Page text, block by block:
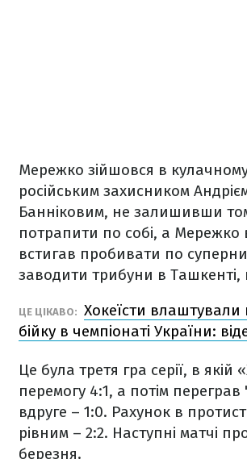
Мережко зійшовся в
російським захисником
Банніковим, не залишивши
потрапити по собі, а Мережко
встигав пробивати по
заводити трибуни в
ЦЕ ЦІКАВО: Хокеїсти влаштували
бійку в чемпіонаті України:
Це була третя гра серії, в якій
перемогу 4:1, а потім переграв
вдруге – 1:0. Рахунок в
рівним – 2:2. Наступні матчі
березня.